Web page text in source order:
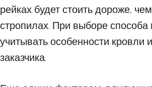
рейках будет стоить дороже,
стропилах. При выборе способа
учитывать особенности кровли
заказчика.